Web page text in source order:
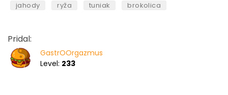
jahody ryža tuniak brokolica
Pridal:
GastrOOrgazmus
Level: 233